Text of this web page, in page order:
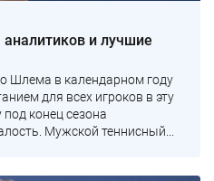
аналитиков и лучшие
Шлема в календарном году
для всех игроков в эту
под конец сезона
Мужской теннисный...